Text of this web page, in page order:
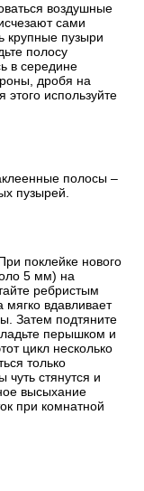
воздушные
сами
крупные пузыри
полосу
в середине
дробя на
используйте
полосы –
пузырей.
поклейке нового
5 мм) на
ребристым
мягко вдавливает
Затем подтяните
перышком и
цикл несколько
только
стянутся и
высыхание
при комнатной